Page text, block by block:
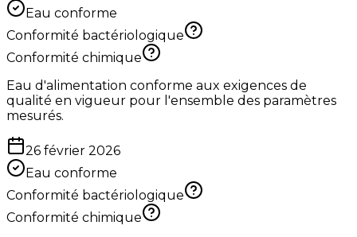
Eau conforme
Conformité bactériologique
Conformité chimique
Eau d'alimentation conforme aux exigences de
qualité en vigueur pour l'ensemble des paramètres
mesurés.
26 février 2026
Eau conforme
Conformité bactériologique
Conformité chimique